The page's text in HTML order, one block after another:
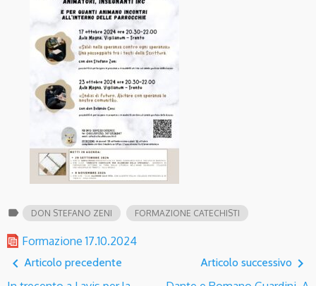
label DON STEFANO ZENI FORMAZIONE CATECHISTI
Formazione 17.10.2024
navigate_before Articolo precedente Articolo successivo navigate_next